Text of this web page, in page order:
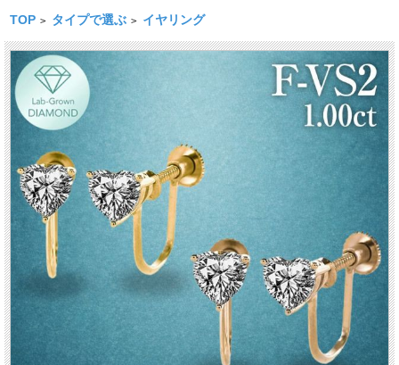
TOP > タイプで選ぶ > イヤリング